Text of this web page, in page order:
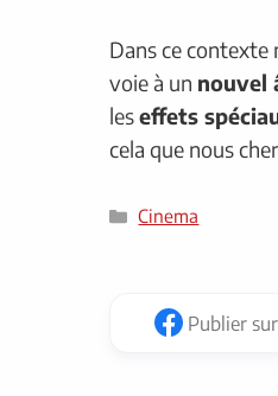
Dans ce contexte
voie à un nouvel
leseffets
cela que nous
Catégories
Cinema
Publier